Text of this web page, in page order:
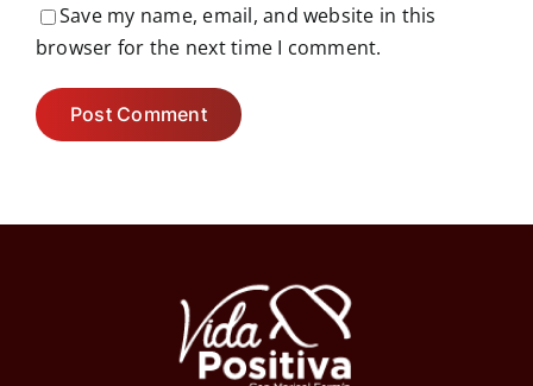
Save my name, email, and website in this
browser for the next time I comment.